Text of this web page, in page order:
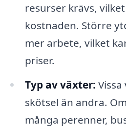
resurser krävs,
kostnaden. Större
mer arbete, vilket
priser.
Typ av växter:
skötsel än andra.
många perenner,